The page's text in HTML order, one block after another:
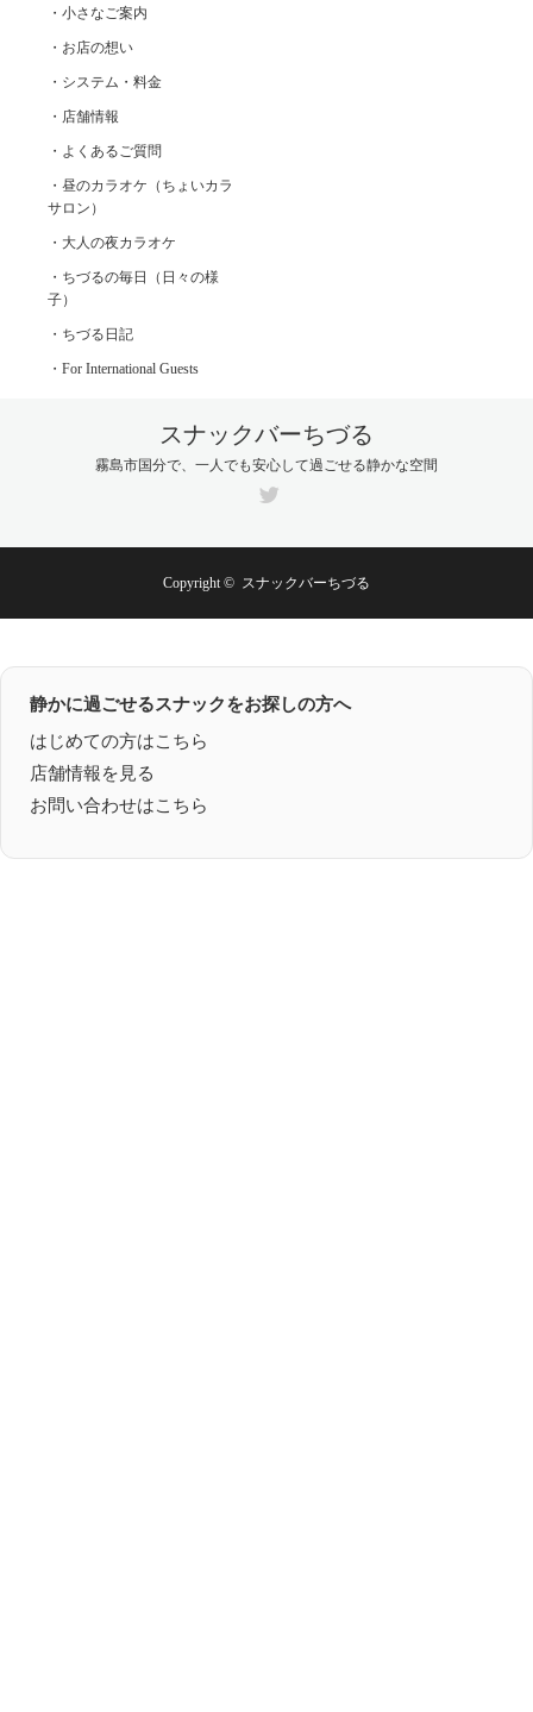
・小さなご案内
・お店の想い
・システム・料金
・店舗情報
・よくあるご質問
・昼のカラオケ（ちょいカラ
サロン）
・大人の夜カラオケ
・ちづるの毎日（日々の様
子）
・ちづる日記
・For International Guests
スナックバーちづる
霧島市国分で、一人でも安心して過ごせる静かな空間
Copyright © スナックバーちづる
静かに過ごせるスナックをお探しの方へ
はじめての方はこちら
店舗情報を見る
お問い合わせはこちら